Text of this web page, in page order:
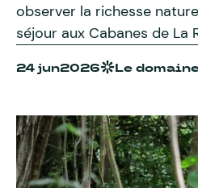
observer la richesse
séjour aux Cabanes de La
24 jun2026 Le